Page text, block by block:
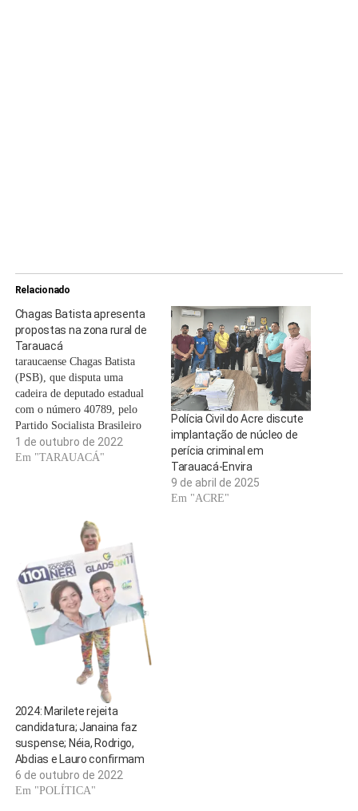
Relacionado
Chagas Batista apresenta
propostas na zona rural de
Tarauacá
taraucaense Chagas Batista
(PSB), que disputa uma
cadeira de deputado estadual
com o número 40789, pelo
Partido Socialista Brasileiro
(PSB), visitou vários
municípios e também a zona
2020, recebeu 4.480 mil votos
em Tarauacá. Muitos desses
1 de outubro de 2022
Em "TARAUACÁ"
Polícia Civil do Acre discute
implantação de núcleo de
perícia criminal em
Tarauacá-Envira
9 de abril de 2025
Em "ACRE"
2024: Marilete rejeita
candidatura; Janaina faz
suspense; Néia, Rodrigo,
Abdias e Lauro confirmam
6 de outubro de 2022
Em "POLÍTICA"